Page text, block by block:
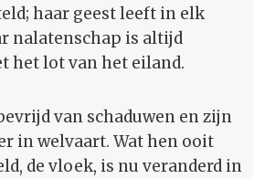
haar geest leeft in elk
nalatenschap is altijd
het lot van het eiland.
van schaduwen en zijn
in welvaart. Wat hen ooit
de vloek, is nu veranderd in